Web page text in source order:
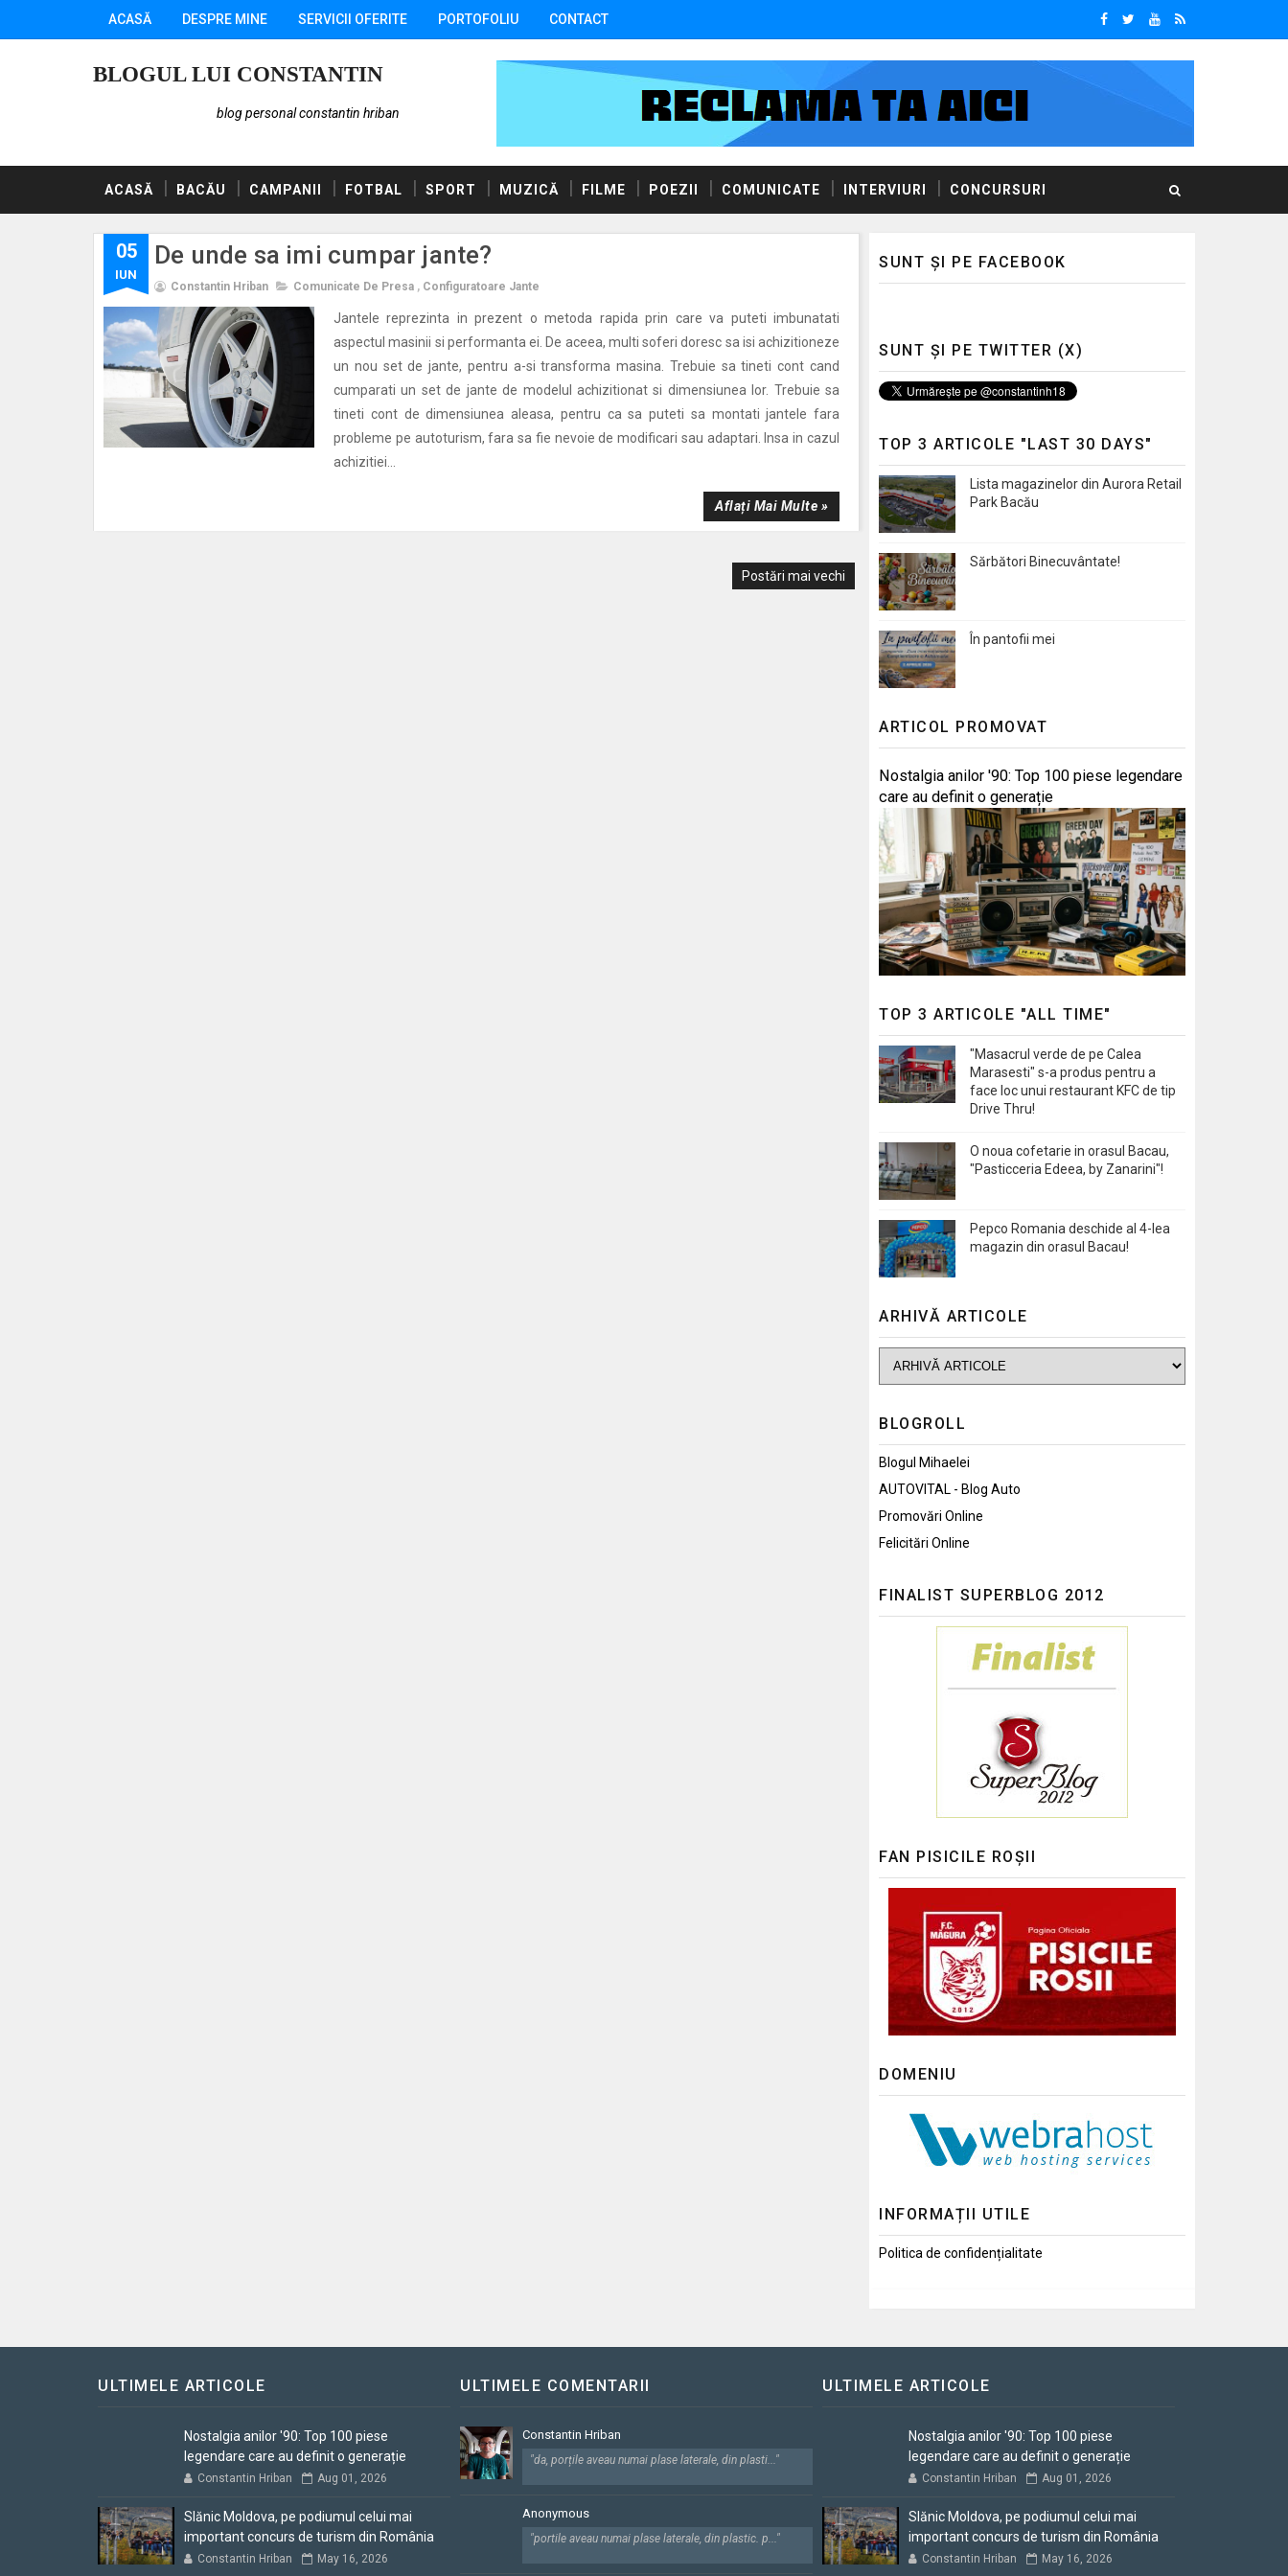
ACASĂ DESPRE MINE SERVICII OFERITE PORTOFOLIU CONTACT
BLOGUL LUI CONSTANTIN
blog personal constantin hriban
ACASĂ BACĂU CAMPANII FOTBAL SPORT MUZICĂ FILME POEZII COMUNICATE INTERVIURI CONCURSURI
05
IUN
De unde sa imi cumpar jante?
Constantin Hriban Comunicate De Presa , Configuratoare Jante
Jantele reprezinta in prezent o metoda rapida prin care va puteti imbunatati
aspectul masinii si performanta ei. De aceea, multi soferi doresc sa isi achizitioneze
un nou set de jante, pentru a-si transforma masina. Trebuie sa tineti cont cand
cumparati un set de jante de modelul achizitionat si dimensiunea lor. Trebuie sa
tineti cont de dimensiunea aleasa, pentru ca sa puteti sa montati jantele fara
probleme pe autoturism, fara sa fie nevoie de modificari sau adaptari. Insa in cazul
achizitiei...
Aflați Mai Multe »
Postări mai vechi
SUNT ȘI PE FACEBOOK
SUNT ȘI PE TWITTER (X)
TOP 3 ARTICOLE "LAST 30 DAYS"
Lista magazinelor din Aurora Retail
Park Bacău
Sărbători Binecuvântate!
În pantofii mei
ARTICOL PROMOVAT
Nostalgia anilor '90: Top 100 piese legendare
care au definit o generație
TOP 3 ARTICOLE "ALL TIME"
"Masacrul verde de pe Calea
Marasesti" s-a produs pentru a
face loc unui restaurant KFC de tip
Drive Thru!
O noua cofetarie in orasul Bacau,
"Pasticceria Edeea, by Zanarini"!
Pepco Romania deschide al 4-lea
magazin din orasul Bacau!
ARHIVĂ ARTICOLE
BLOGROLL
Blogul Mihaelei
AUTOVITAL - Blog Auto
Promovări Online
Felicitări Online
FINALIST SUPERBLOG 2012
FAN PISICILE ROȘII
DOMENIU
INFORMAȚII UTILE
Politica de confidențialitate
ULTIMELE ARTICOLE
Nostalgia anilor '90: Top 100 piese
legendare care au definit o generație
Constantin Hriban Aug 01, 2026
Slănic Moldova, pe podiumul celui mai
important concurs de turism din România
Constantin Hriban May 16, 2026
ULTIMELE COMENTARII
Constantin Hriban
"da, porțile aveau numai plase laterale, din plasti..."
Anonymous
"portile aveau numai plase laterale, din plastic. p..."
ULTIMELE ARTICOLE
Nostalgia anilor '90: Top 100 piese
legendare care au definit o generație
Constantin Hriban Aug 01, 2026
Slănic Moldova, pe podiumul celui mai
important concurs de turism din România
Constantin Hriban May 16, 2026